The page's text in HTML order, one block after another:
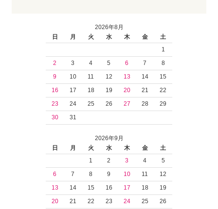
2026年8月
日
月 火 水 木 金
土
1
2
3 4 5 6 7
8
9
10 11 12 13 14
15
16
17 18 19 20 21
22
23
24 25 26 27 28
29
30
31
2026年9月
日
月 火 水 木 金
土
1
2 3 4
5
6
7 8 9 10 11
12
13
14 15 16 17 18
19
20
21 22 23 24 25
26